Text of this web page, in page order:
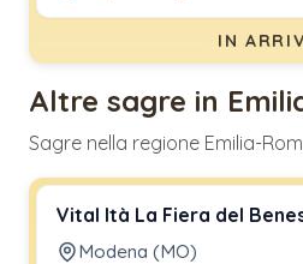
IN
Altre sagre in
Sagre nella regione Emilia-
Vital Ità La Fiera del
Modena (MO)